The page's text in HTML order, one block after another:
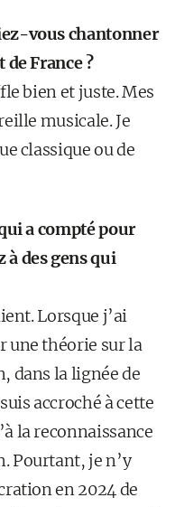
vous chantonner
France ?
bien et juste. Mes
musicale. Je
classique ou de
a compté pour
à des gens qui
Lorsque j’ai
une théorie sur la
dans la lignée de
accroché à cette
la reconnaissance
Pourtant, je n’y
en 2024 de